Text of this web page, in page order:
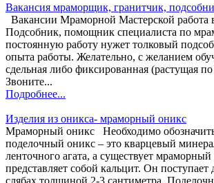
Вакансия мраморщик, гранитчик,
Вакансии Мраморной Мастерской работа
Подсобник, помощник специалиста по
постоянную работу нужет толковый
опыта работы. Желательно, с желанием
сдельная либо фиксированная (растущая
Звоните...
Подробнее...
Изделия из оникса- мраморный оникс
Мраморный оникс Необходимо
поделочный оникс – это кварцевый
ленточного агата, а существует
представляет собой кальцит. Он поступает
слябах толщиной 2-3 сантиметра.